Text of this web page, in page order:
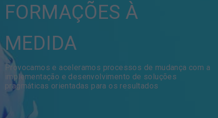
FORMAÇÕES À
MEDIDA
Provocamos e aceleramos processos de mudança com a
implementação e desenvolvimento de soluções
pragmáticas orientadas para os resultados